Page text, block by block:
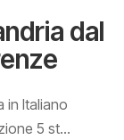
dal
in Italiano
Sistemazione 5 stelle